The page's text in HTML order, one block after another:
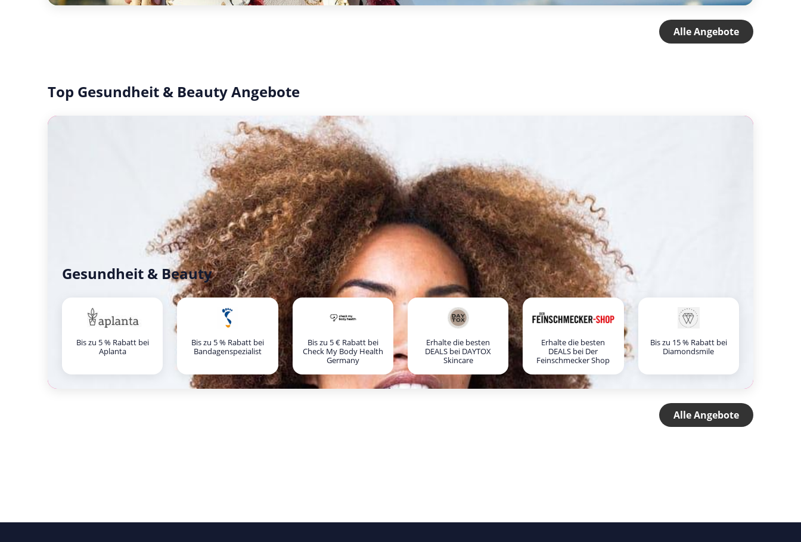
Alle Angebote
Top Gesundheit & Beauty Angebote
Gesundheit & Beauty
Bis zu 5 % Rabatt bei
Aplanta
Bis zu 5 % Rabatt bei
Bandagenspezialist
Bis zu 5 € Rabatt bei
Check My Body Health
Germany
Erhalte die besten
DEALS bei DAYTOX
Skincare
Erhalte die besten
DEALS bei Der
Feinschmecker Shop
Bis zu 15 % Rabatt bei
Diamondsmile
Alle Angebote